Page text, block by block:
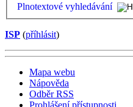
Plnotextové vyhledávání
ISP (příhlásit)
Mapa webu
Nápověda
Odběr RSS
Prohlášení přístupnosti